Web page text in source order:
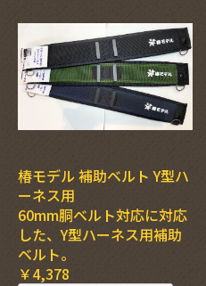
椿モデル 補助ベルト Y型ハ
ーネス用
60mm胴ベルト対応に対応
した、Y型ハーネス用補助
ベルト。
￥4,378